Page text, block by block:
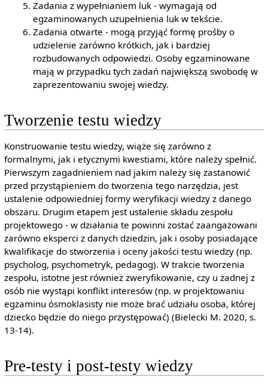
Zadania z wypełnianiem luk - wymagają od
egzaminowanych uzupełnienia luk w tekście.
Zadania otwarte - mogą przyjąć formę prośby o
udzielenie zarówno krótkich, jak i bardziej
rozbudowanych odpowiedzi. Osoby egzaminowane
mają w przypadku tych zadań największą swobodę w
zaprezentowaniu swojej wiedzy.
Tworzenie testu wiedzy
Konstruowanie testu wiedzy, wiąże się zarówno z
formalnymi, jak i etycznymi kwestiami, które należy spełnić.
Pierwszym zagadnieniem nad jakim należy się zastanowić
przed przystąpieniem do tworzenia tego narzędzia, jest
ustalenie odpowiedniej formy weryfikacji wiedzy z danego
obszaru. Drugim etapem jest ustalenie składu zespołu
projektowego - w działania te powinni zostać zaangażowani
zarówno eksperci z danych dziedzin, jak i osoby posiadające
kwalifikacje do stworzenia i oceny jakości testu wiedzy (np.
psycholog, psychometryk, pedagog). W trakcie tworzenia
zespołu, istotne jest również zweryfikowanie, czy u żadnej z
osób nie wystąpi konflikt interesów (np. w projektowaniu
egzaminu ósmoklasisty nie może brać udziału osoba, której
dziecko będzie do niego przystępować) (Bielecki M. 2020, s.
13-14).
Pre-testy i post-testy wiedzy